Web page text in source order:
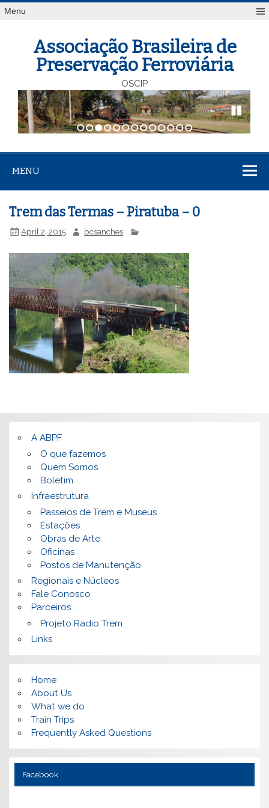
Menu
Associação Brasileira de
Preservação Ferroviária
OSCIP
1 2 3 4 5 6 7 8 910111213
MENU
Trem das Termas – Piratuba – 0
April 2, 2015 bcsanches
A ABPF
O que fazemos
Quem Somos
Boletim
Infraestrutura
Passeios de Trem e Museus
Estações
Obras de Arte
Oficinas
Postos de Manutenção
Regionais e Núcleos
Fale Conosco
Parceiros
Projeto Radio Trem
Links
Home
About Us
What we do
Train Trips
Frequently Asked Questions
Facebook